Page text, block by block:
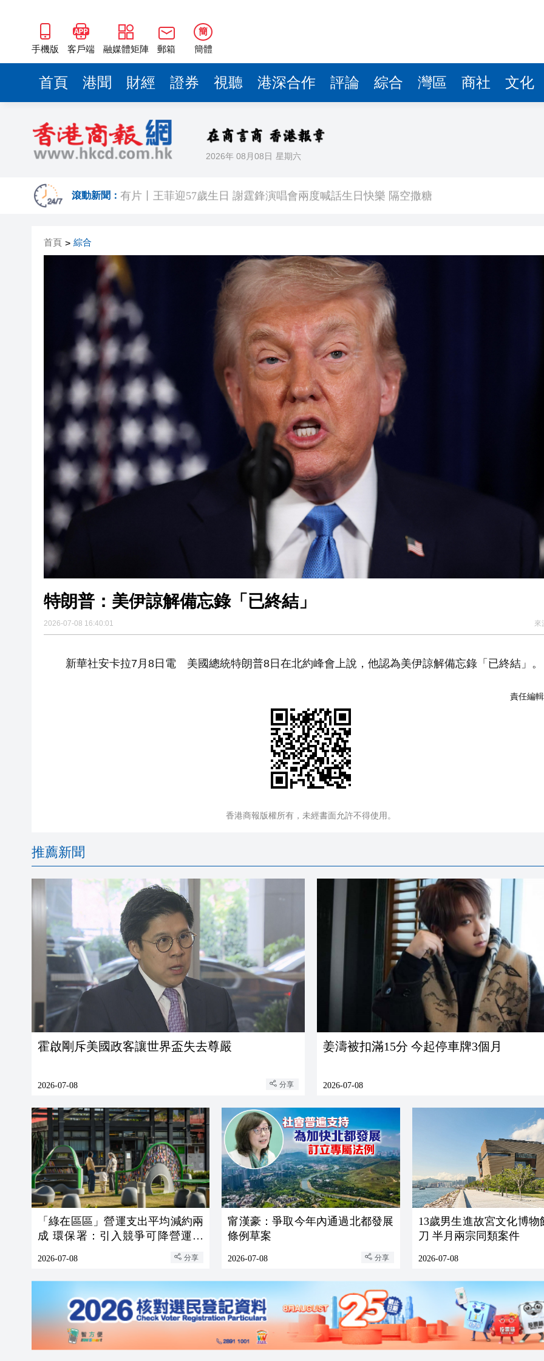
手機版 客戶端 融媒體矩陣 郵箱
簡
簡體
首頁 港聞 財經 證券 視聽 港深合作 評論 綜合 灣區 商社 文化
2026年 08月08日 星期六
滾動新聞： 有片丨王菲迎57歲生日 謝霆鋒演唱會兩度喊話生日快樂 隔空撒糖
有片丨星爺媽咪現身《功夫女足》謝票場 親切揮手力挺兒子
有片丨迪麗熱巴驚喜現身香港 高馬尾配白T 美麗明豔
超萬名「嘗鮮客」赴河源萬綠湖，在湖光山色間大飽「口福+眼福」
央媒省媒灣區媒體採風團走進河源
首頁 > 綜合
特朗普：美伊諒解備忘錄「已終結」
2026-07-08 16:40:01 來
新華社安卡拉7月8日電 美國總統特朗普8日在北約峰會上說，他認為美伊諒解備忘錄「已終結」。
責任編
香港商報版權所有，未經書面允許不得使用。
推薦新聞
霍啟剛斥美國政客讓世界盃失去尊嚴
2026-07-08 分享
姜濤被扣滿15分 今起停車牌3個月
2026-07-08
「綠在區區」營運支出平均減約兩
成 環保署：引入競爭可降營運成
2026-07-08 分享
甯漢豪：爭取今年內通過北都發展
條例草案
2026-07-08 分享
13歲男生進故宮文化博物
刀 半月兩宗同類案件
2026-07-08